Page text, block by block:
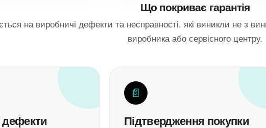
Що покриває гарантія
на виробничі дефекти та несправності, які виникли не з
виробника або сервісного центру.
📄
Підтвердження покупки